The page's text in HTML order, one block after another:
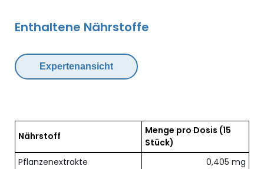
Enthaltene Nährstoffe
Expertenansicht
Übersicht der enthaltenen Nährstoffe pro Dosis
Nährstoff Menge pro Dosis (15
Stück)
Pflanzenextrakte
0,405 mg